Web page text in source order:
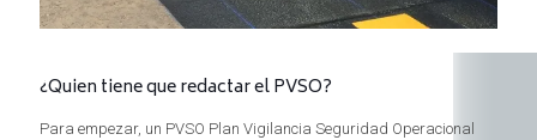
¿Quien tiene que redactar el PVSO?
Para empezar, un PVSO Plan Vigilancia Seguridad Operacional